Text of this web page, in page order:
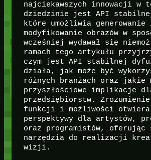
najciekawszych innowacji w
dziedzinie jest API
które umożliwia generowanie
modyfikowanie obrazów w
wcześniej wydawał się
ramach tego artykułu
czym jest API stabilnej
działa, jak może być
różnych branżach oraz jakie
przyszłościowe implikacje
przedsiębiorstw.
funkcji i możliwości otwiera
perspektywy dla artystów,
oraz programistów, oferując
narzędzia do realizacji
wizji.